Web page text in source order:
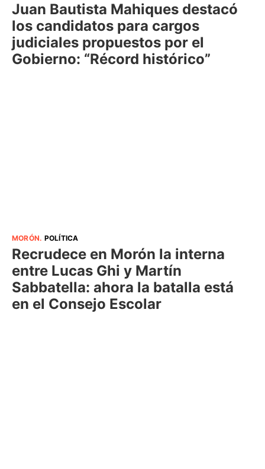
Juan Bautista Mahiques destacó
los candidatos para cargos
judiciales propuestos por el
Gobierno: “Récord histórico”
MORÓN. POLÍTICA
Recrudece en Morón la interna
entre Lucas Ghi y Martín
Sabbatella: ahora la batalla está
en el Consejo Escolar